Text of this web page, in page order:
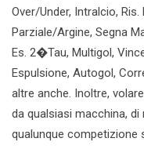
Over/Under, Intralcio,
Parziale/Argine, Segna
Es. 2�Tau, Multigol,
Espulsione, Autogol,
altre anche. Inoltre,
da qualsiasi macchina,
qualunque competizione